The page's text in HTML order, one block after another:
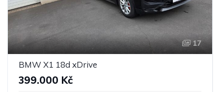
17
BMW X1 18d xDrive
399.000 Kč